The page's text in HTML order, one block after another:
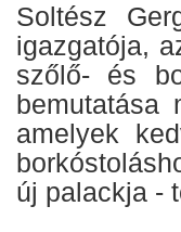
Soltész
igazgatója,
szőlő- és
bemutatása
amelyek
új palackja -